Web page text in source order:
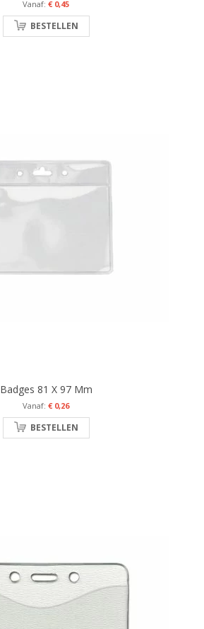
€ 0,45
BESTELLEN
Badges 81 X 97 Mm
€ 0,26
BESTELLEN